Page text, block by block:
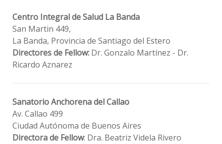
Centro Integral de Salud La Banda
San Martin 449,
La Banda, Provincia de Santiago del Estero
Directores de Fellow: Dr. Gonzalo Martínez - Dr.
Ricardo Aznarez
Sanatorio Anchorena del Callao
Av. Callao 499
Ciudad Autónoma de Buenos Aires
Directora de Fellow: Dra. Beatriz Videla Rivero